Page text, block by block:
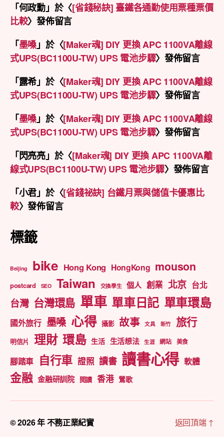
「何政勳」於〈[省錢秘訣] 臺鐵各通勤使用票種票價
比較〉發佈留言
「墨嗓」於〈[Maker魂] DIY 更換 APC 1100VA離線
式UPS(BC1100U-TW) UPS 電池步驟〉發佈留言
「露希」於〈[Maker魂] DIY 更換 APC 1100VA離線
式UPS(BC1100U-TW) UPS 電池步驟〉發佈留言
「墨嗓」於〈[Maker魂] DIY 更換 APC 1100VA離線
式UPS(BC1100U-TW) UPS 電池步驟〉發佈留言
「閃亮亮」於〈[Maker魂] DIY 更換 APC 1100VA離
線式UPS(BC1100U-TW) UPS 電池步驟〉發佈留言
「小君」於〈[省錢祕訣] 台鐵月票與儲值卡優惠比
較〉發佈留言
標籤
Beijing bike Hong Kong HongKong mouson
postcard SEO Taiwan 交換學生 個人 創業 北京 台北
台灣 台灣環島 單車 單車日記 單車環島
國外旅行 墨嗓 心得 攝影 故事 文具 新竹 旅行
明信片 理財 環島 生活 生活想法 生涯 網站 美食
腳踏車 自行車 證照 讀書 讀書心得 軟體
金融 金融研訓院 閱讀 香港 鶯歌
© 2026 年不務正業紀實 返回頂端 ↑